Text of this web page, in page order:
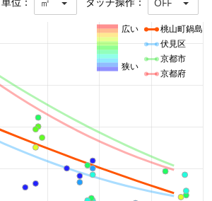
桃山町鍋島
伏見区
京都市
京都府
広い
狭い